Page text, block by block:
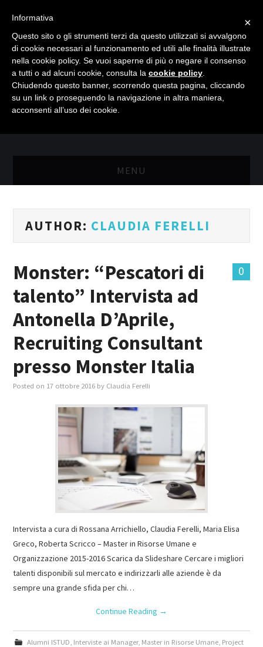
MENU
MASTER MARKETING & RETAIL
MASTER IN FOOD & BEVERAGE
GIURISTI IN AZIENDA
TUTTI
AUTHOR: CLAUDIA FERELLI
0
Monster: “Pescatori di
talento” Intervista ad
Antonella D’Aprile,
Recruiting Consultant
presso Monster Italia
Posted on 17 ottobre 2016 by Claudia Ferelli
Intervista a cura di Rossana Arrichiello, Claudia Ferelli, Maria Elisa
Greco, Roberta Scricco – Master in Risorse Umane e
Organizzazione 2015-2016 Scarica da Slideshare Cercare i migliori
talenti disponibili sul mercato e indirizzarli alle aziende è da
sempre una grande sfida per chi…
Continue Reading →
Alumni ISTUD Interviste ai Manager, Master in Risorse Umane, Project
×
Informativa
Questo sito o gli strumenti terzi da questo utilizzati si avvalgono
di cookie necessari al funzionamento ed utili alle finalità illustrate
nella cookie policy. Se vuoi saperne di più o negare il consenso
a tutti o ad alcuni cookie, consulta la cookie policy
Chiudendo questo banner, scorrendo questa pagina, cliccando
su un link o proseguendo la navigazione in altra maniera,
acconsenti all’uso dei cookie.